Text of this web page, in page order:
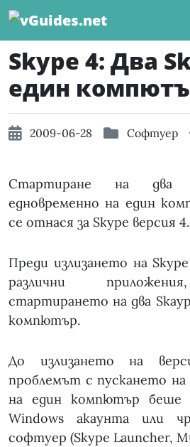
Skip
Skype 4: Два
един
2009-06-28 Софтуер
Стартиране на два
едновременно на един
се отнася за Skype версия 4.
Преди излизането на
различни
стартирането на два
компютър.
До излизането на
проблемът с пускането на
на един компютър беше
Windows акаунта или
софтуер (Skype Launcher,